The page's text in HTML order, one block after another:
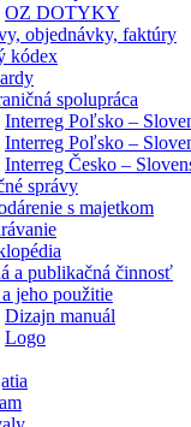
OZ DOTYKY
objednávky, faktúry
kódex
spolupráca
Interreg Poľsko –
Interreg Poľsko –
Interreg Česko –
správy
s majetkom
a publikačná činnosť
jeho použitie
Dizajn manuál
Logo